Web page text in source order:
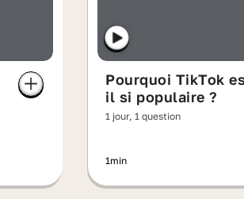
Pourquoi TikTok
il si populaire ?
1 jour, 1 question
1min